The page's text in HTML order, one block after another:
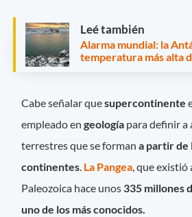
Leé también
Alarma mundial: la
temperatura más alta
Cabe señalar quesupercontinente
empleado engeología para definir a
terrestres que se forman a partir de
continentes. La Pangea, que existió
Paleozoica hace unos 335 millones
uno de los más conocidos.